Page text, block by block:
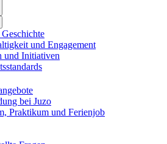
und Engagement
und Initiativen
bei Juzo
Praktikum und Ferienjob